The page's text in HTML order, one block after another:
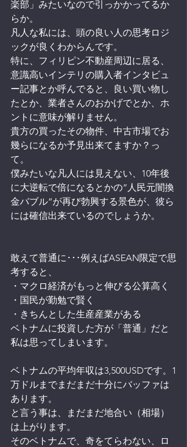
楽部」みたいなので引っかかってるか
らか。
凡人な私には、頭の良い人の思考ロジ
ックが良くわからんです。
特に、フィリピン不動産周辺に居る、
意識高いインテリの購入者インタビュ
ー記事とか呼んでると、良い買い物し
たとか、業者さんのおかげでとか、ホ
ントに意味が解りません。
貴方の買ったその物件、中古市場でお
幾らになるか予見出来てますか？っ
て。
僕みたいな凡人には見えない、10年後
に大逆転で倍になるとかの”人民元闇換
金バブル”が再び勃興する景色が、彼ら
には確信出来ているのでしょうか。
敢えて普通に･･･例えばASEAN限定で思
考すると、
・マクロ経済がもっと伸びる公算高く
・国民が勤勉で賢く
・きちんとした生産産業がある
ベトナムに投資した方が「普通」だと
私は思ってしまいます。
ベトナムの平均年収は3,500USDです。1
万ドルまでまだまだ十分にバッファは
あります。
と言う事は、まだまだ地合い（相場）
は上がります。
そのベトナムで、奇をてらわない、ロ